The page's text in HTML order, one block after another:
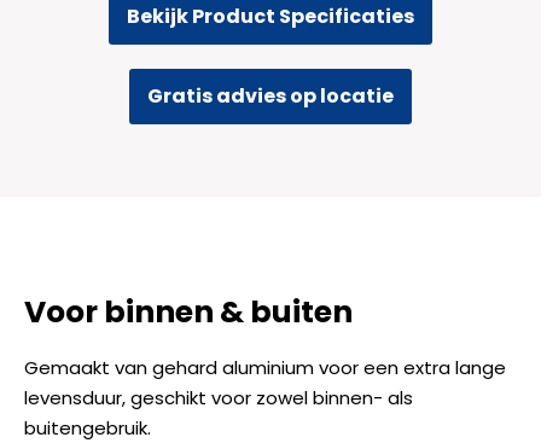
Bekijk Product Specificaties
Gratis advies op locatie
Voor binnen & buiten
Gemaakt van gehard aluminium voor een extra lange
levensduur, geschikt voor zowel binnen- als
buitengebruik.